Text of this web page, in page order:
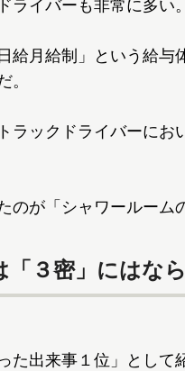
ライバーも非常に多い。
月給制」という給与
。
ックドライバーにお
が「シャワールーム
「３密」にはな
出来事１位」として